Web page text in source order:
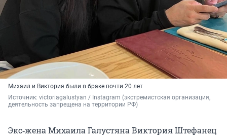
Михаил и Виктория были в браке почти 20 лет
Источник: victoriagalustyan / Instagram (экстремистская организация,
деятельность запрещена на территории РФ)
Экс‑жена Михаила Галустяна Виктория Штефанец